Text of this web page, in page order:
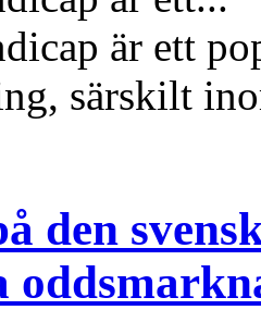
är ett
särskilt
den